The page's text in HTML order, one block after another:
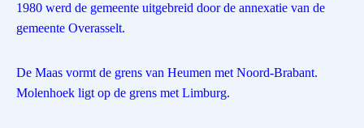
1980 werd de gemeente uitgebreid door de annexatie van de
gemeente Overasselt.
De Maas vormt de grens van Heumen met Noord-Brabant.
Molenhoek ligt op de grens met Limburg.